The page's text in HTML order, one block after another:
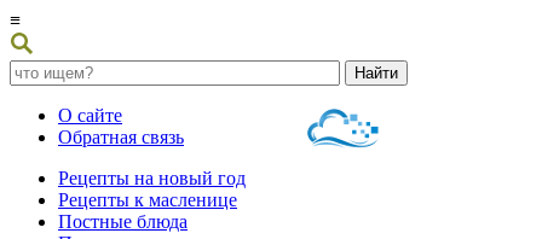
≡
О сайте
Обратная связь
Рецепты на новый год
Рецепты к масленице
Постные блюда